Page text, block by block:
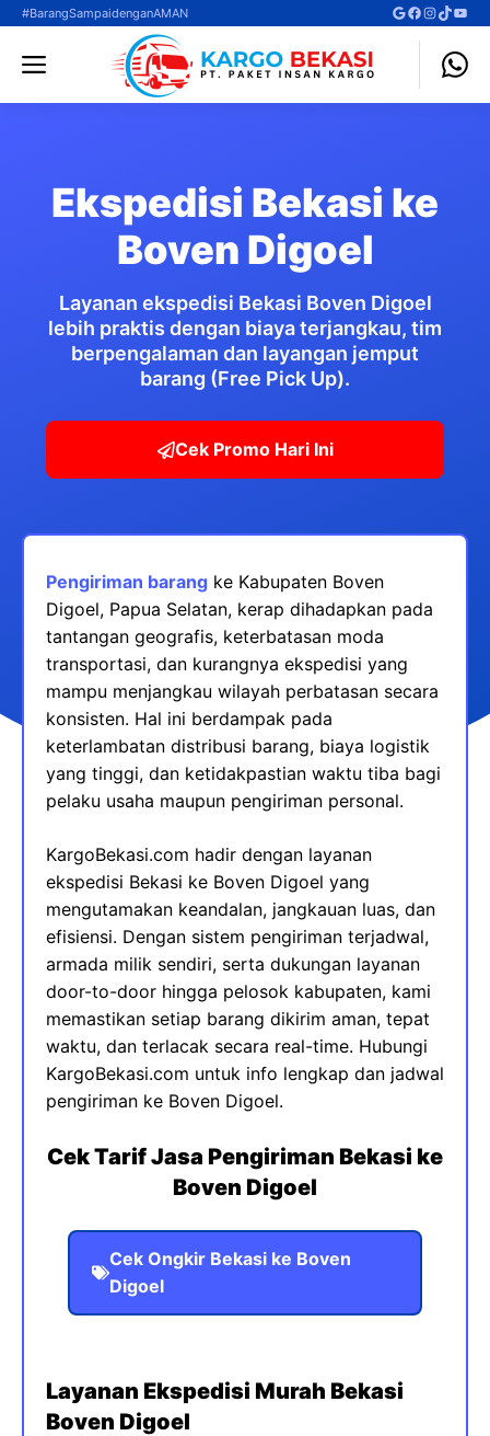
Langsung
#BarangSampaidenganAMAN Google
Facebook
TikTok
Menu
Ekspedisi Bekasi ke
Boven Digoel
Layanan ekspedisi Bekasi Boven Digoel
lebih praktis dengan biaya terjangkau, tim
berpengalaman dan layangan jemput
barang (Free Pick Up).
Cek Promo Hari Ini
Pengiriman barang ke Kabupaten Boven
Digoel, Papua Selatan, kerap dihadapkan pada
tantangan geografis, keterbatasan moda
transportasi, dan kurangnya ekspedisi yang
mampu menjangkau wilayah perbatasan secara
konsisten. Hal ini berdampak pada
keterlambatan distribusi barang, biaya logistik
yang tinggi, dan ketidakpastian waktu tiba bagi
pelaku usaha maupun pengiriman personal.
KargoBekasi.com hadir dengan layanan
ekspedisi Bekasi ke Boven Digoel yang
mengutamakan keandalan, jangkauan luas, dan
efisiensi. Dengan sistem pengiriman terjadwal,
armada milik sendiri, serta dukungan layanan
door-to-door hingga pelosok kabupaten, kami
memastikan setiap barang dikirim aman, tepat
waktu, dan terlacak secara real-time. Hubungi
KargoBekasi.com untuk info lengkap dan jadwal
pengiriman ke Boven Digoel.
Cek Tarif Jasa Pengiriman Bekasi ke
Boven Digoel
Cek Ongkir Bekasi ke Boven
Digoel
Layanan Ekspedisi Murah Bekasi
Boven Digoel